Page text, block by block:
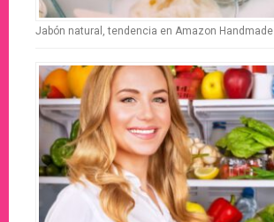
Jabón natural, tendencia en Amazon Handmade